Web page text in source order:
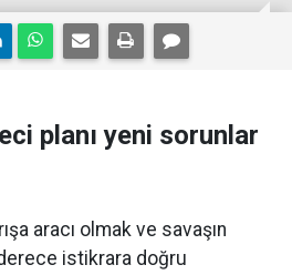
planı yeni sorunlar
aracı olmak ve savaşın
istikrara doğru